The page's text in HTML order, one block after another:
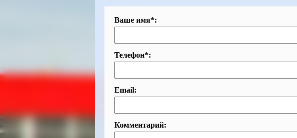
Ваше имя*:
Телефон*:
Email:
Комментарий: